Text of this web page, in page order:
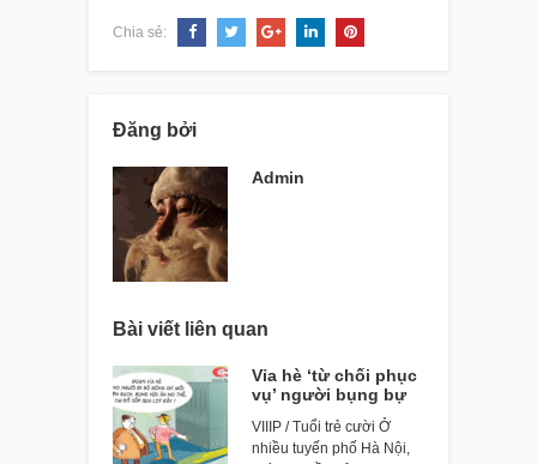
Chia sẻ:
Đăng bởi
Admin
Bài viết liên quan
Vỉa hè ‘từ chối phục
vụ’ người bụng bự
VIIIP / Tuổi trẻ cười Ở
nhiều tuyến phố Hà Nội,